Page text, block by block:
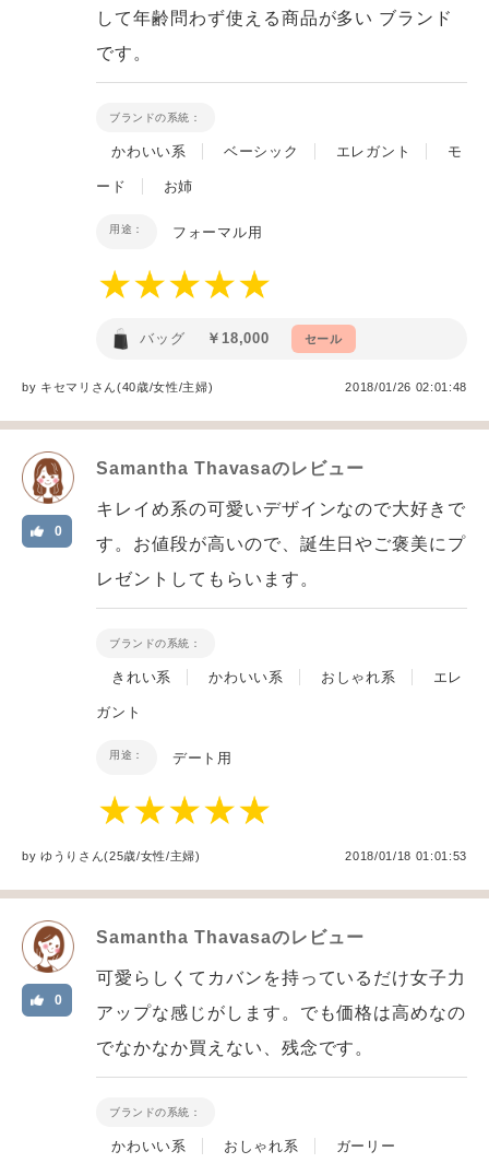
して年齢問わず使える商品が多い ブランド
です。
ブランドの系統：
かわいい系 ベーシック エレガント モ
ード お姉
用途： フォーマル用
バッグ ￥18,000 セール
by キセマリ さん(40歳/女性/主婦) 2018/01/26 02:01:48
Samantha Thavasaのレビュー
0
キレイめ系の可愛いデザインなので大好きで
す。お値段が高いので、誕生日やご褒美にプ
レゼントしてもらいます。
ブランドの系統：
きれい系 かわいい系 おしゃれ系 エレ
ガント
用途： デート用
byゆうり さん(25歳/女性/主婦) 2018/01/18 01:01:53
Samantha Thavasaのレビュー
0
可愛らしくてカバンを持っているだけ女子力
アップな感じがします。でも価格は高めなの
でなかなか買えない、残念です。
ブランドの系統：
かわいい系 おしゃれ系 ガーリー